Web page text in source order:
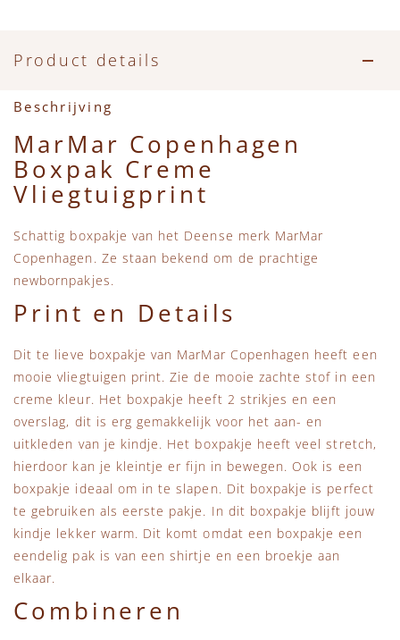
Zwemkleding
Feestkleding
Beren, Speendoekjes en Knuffeldoekjes
Tassen
Verzorgingsproducten
Beren
Mini Rodini
+1 in the family
New Balance
Piupiuchick
Play Up
Tiny Cottons
Product details
Beschrijving
MarMar Copenhagen
Boxpak Creme
Vliegtuigprint
Schattig boxpakje van het Deense merk MarMar
Copenhagen. Ze staan bekend om de prachtige
newbornpakjes.
Print en Details
Dit te lieve boxpakje van MarMar Copenhagen heeft een
mooie vliegtuigen print. Zie de mooie zachte stof in een
creme kleur. Het boxpakje heeft 2 strikjes en een
overslag, dit is erg gemakkelijk voor het aan- en
uitkleden van je kindje. Het boxpakje heeft veel stretch,
hierdoor kan je kleintje er fijn in bewegen. Ook is een
boxpakje ideaal om in te slapen. Dit boxpakje is perfect
te gebruiken als eerste pakje. In dit boxpakje blijft jouw
kindje lekker warm. Dit komt omdat een boxpakje een
eendelig pak is van een shirtje en een broekje aan
elkaar.
Combineren